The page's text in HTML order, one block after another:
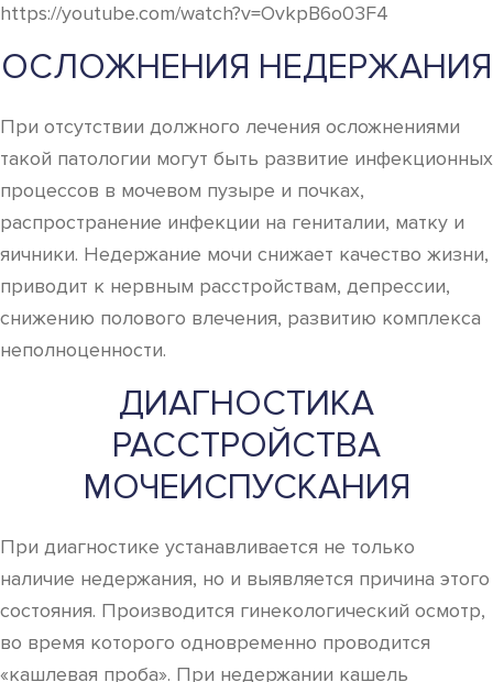
https://youtube.com/watch?v=OvkpB6o03F4
ОСЛОЖНЕНИЯ НЕДЕРЖАНИЯ
При отсутствии должного лечения осложнениями
такой патологии могут быть развитие инфекционных
процессов в мочевом пузыре и почках,
распространение инфекции на гениталии, матку и
яичники. Недержание мочи снижает качество жизни,
приводит к нервным расстройствам, депрессии,
снижению полового влечения, развитию комплекса
неполноценности.
ДИАГНОСТИКА
РАССТРОЙСТВА
МОЧЕИСПУСКАНИЯ
При диагностике устанавливается не только
наличие недержания, но и выявляется причина этого
состояния. Производится гинекологический осмотр,
во время которого одновременно проводится
«кашлевая проба». При недержании кашель